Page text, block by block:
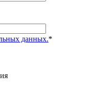
данных.*